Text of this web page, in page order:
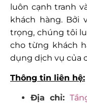
luôn cạnh tranh
khách hàng. Bởi
trọng, chúng tôi
cho từng khách
dụng dịch vụ của
Thông tin liên hệ:
Địa chỉ: